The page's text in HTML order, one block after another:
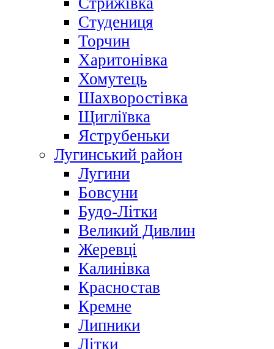
Студениця
Торчин
Харитонівка
Хомутець
Шахворостівка
Щигліївка
Яструбеньки
Лугинський район
Лугини
Бовсуни
Будо-Літки
Великий Дивлин
Жеревці
Калинівка
Красностав
Кремне
Липники
Літки